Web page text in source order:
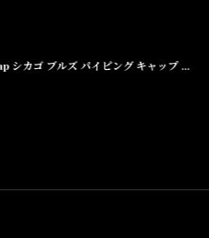
59Fifty NBA Chicago Bulls Piping Cap シカゴ ブルズ パイピング キャップ 帽子